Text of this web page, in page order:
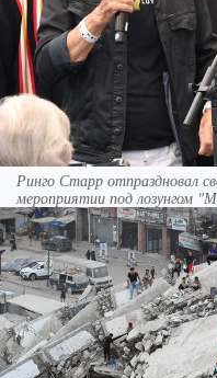
Ринго Старр отпраздновал
мероприятии под лозунгом